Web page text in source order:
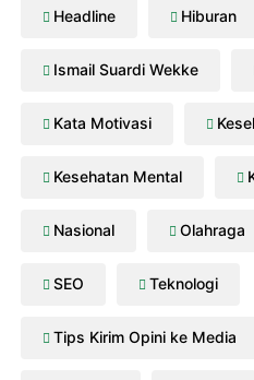
Headline Hiburan
Ismail Suardi Wekke
Kata Motivasi
Kesehatan Mental
Nasional Olahraga
SEO Teknologi
Tips Kirim Opini ke Media